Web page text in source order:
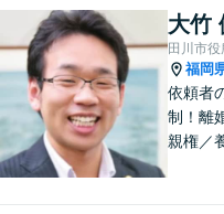
大竹
田川市
福岡
依頼者
制！離
親権／